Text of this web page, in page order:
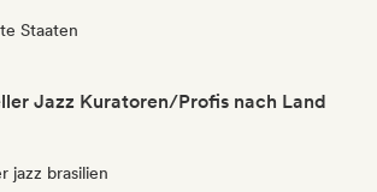
Staaten
Jazz Kuratoren/Profis nach Land
jazz brasilien